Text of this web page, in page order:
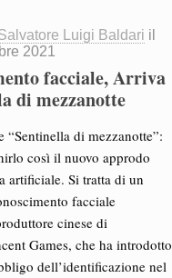
Luigi Baldari il
2021
facciale, Arriva
di mezzanotte
“Sentinella di mezzanotte”:
così il nuovo approdo
artificiale. Si tratta di un
facciale
cinese di
Games, che ha introdotto
dell’identificazione nel